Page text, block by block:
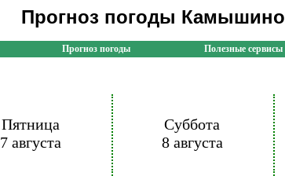
Прогноз погоды Камышино
Прогноз погоды Полезные сервисы
Пятница
7 августа
Суббота
8 августа